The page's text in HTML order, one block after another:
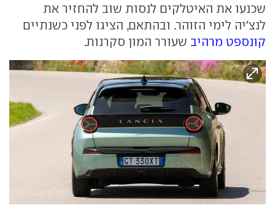
שכנעו את האיטלקים לנסות שוב להחזיר את
לנצ'יה לימי הזוהר. ובהתאם, הציגו לפני כשנתיים
קונספט מרהיב שעורר המון סקרנות.